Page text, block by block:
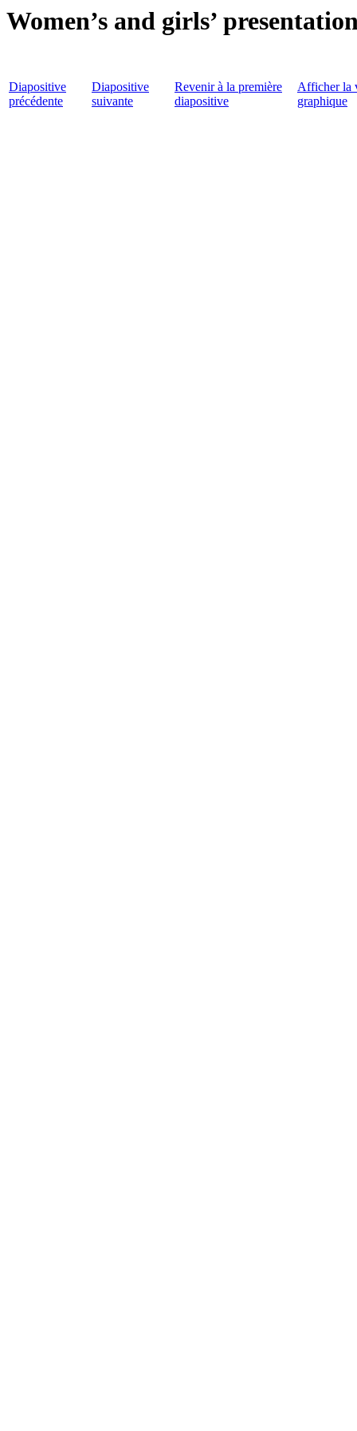
Women’s and girls’
Diapositive
précédente
Diapositive
suivante
Revenir à la première
diapositive
Afficher la
graphique